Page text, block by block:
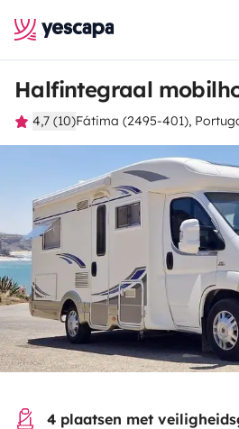
Halfintegraal
4,7 (10)Fátima (2495-401),
4 plaatsen met